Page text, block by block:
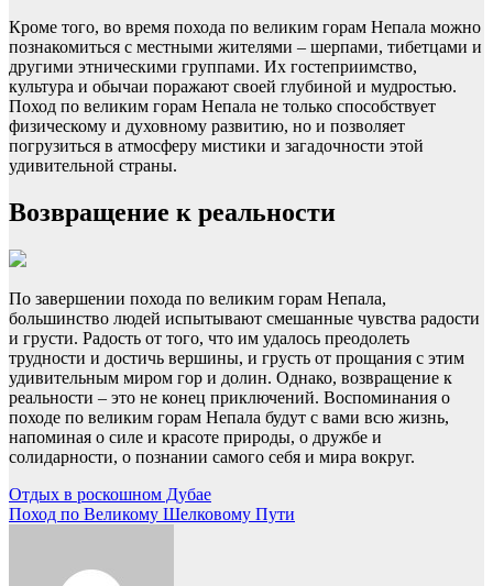
Кроме того, во время похода по великим горам Непала можно
познакомиться с местными жителями – шерпами, тибетцами и
другими этническими группами. Их гостеприимство,
культура и обычаи поражают своей глубиной и мудростью.
Поход по великим горам Непала не только способствует
физическому и духовному развитию, но и позволяет
погрузиться в атмосферу мистики и загадочности этой
удивительной страны.
Возвращение к реальности
По завершении похода по великим горам Непала,
большинство людей испытывают смешанные чувства радости
и грусти. Радость от того, что им удалось преодолеть
трудности и достичь вершины, и грусть от прощания с этим
удивительным миром гор и долин. Однако, возвращение к
реальности – это не конец приключений. Воспоминания о
походе по великим горам Непала будут с вами всю жизнь,
напоминая о силе и красоте природы, о дружбе и
солидарности, о познании самого себя и мира вокруг.
Навигация
по
Отдых в роскошном Дубае
Поход по Великому Шелковому Пути